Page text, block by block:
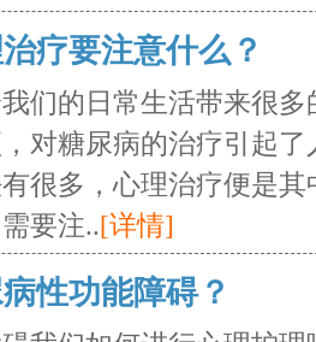
疗要注意什么？
们的日常生活带来很
对糖尿病的治疗引起
很多，心理治疗便是
要注..[详情]
性功能障碍？